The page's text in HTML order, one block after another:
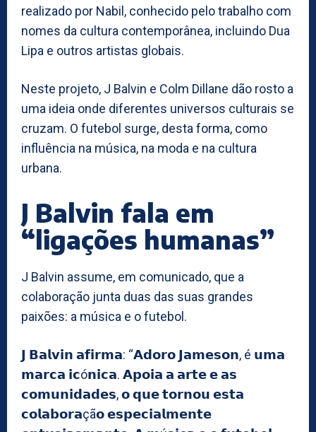
realizado por Nabil, conhecido pelo trabalho com
nomes da cultura contemporânea, incluindo Dua
Lipa e outros artistas globais.
Neste projeto, J Balvin e Colm Dillane dão rosto a
uma ideia onde diferentes universos culturais se
cruzam. O futebol surge, desta forma, como
influência na música, na moda e na cultura
urbana.
J Balvin fala em
“ligações humanas”
J Balvin assume, em comunicado, que a
colaboração junta duas das suas grandes
paixões: a música e o futebol.
𝗝 𝗕𝗮𝗹𝘃𝗶𝗻 𝗮𝗳𝗶𝗿𝗺𝗮: “𝗔𝗱𝗼𝗿𝗼 𝗝𝗮𝗺𝗲𝘀𝗼𝗻, é 𝘂𝗺𝗮
𝗺𝗮𝗿𝗰𝗮 𝗶𝗰ó𝗻𝗶𝗰𝗮. 𝗔𝗽𝗼𝗶𝗮 𝗮 𝗮𝗿𝘁𝗲 𝗲 𝗮𝘀
𝗰𝗼𝗺𝘂𝗻𝗶𝗱𝗮𝗱𝗲𝘀, 𝗼 𝗾𝘂𝗲 𝘁𝗼𝗿𝗻𝗼𝘂 𝗲𝘀𝘁𝗮
𝗰𝗼𝗹𝗮𝗯𝗼𝗿𝗮çã𝗼 𝗲𝘀𝗽𝗲𝗰𝗶𝗮𝗹𝗺𝗲𝗻𝘁𝗲